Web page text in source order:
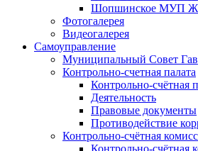
Шопшинское МУП
Фотогалерея
Видеогалерея
Самоуправление
Муниципальный Совет
Контрольно-счетная палата
Контрольно-счётная
Деятельность
Правовые документы
Противодействие
Контрольно-счётная
Контрольно-счётная